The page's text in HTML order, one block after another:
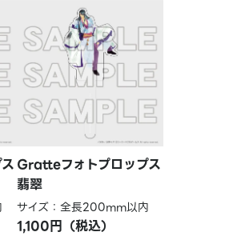
Gratteフォトプロップス
翡翠
サイズ：全長200mm以内
1,100円（税込）